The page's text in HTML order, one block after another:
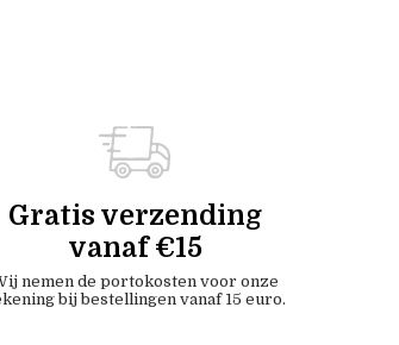
Gratis verzending
vanaf €15
nemen de portokosten voor onze
bij bestellingen vanaf 15 euro.